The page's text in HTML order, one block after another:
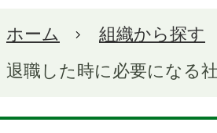
ホーム
組織から探す
退職した時に必要になる